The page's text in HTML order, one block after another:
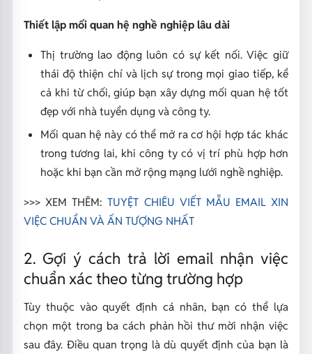
Thiết lập mối quan hệ nghề nghiệp lâu dài
Thị trường lao động luôn có sự kết nối. Việc giữ
thái độ thiện chí và lịch sự trong mọi giao tiếp, kể
cả khi từ chối, giúp bạn xây dựng mối quan hệ tốt
đẹp với nhà tuyển dụng và công ty.
Mối quan hệ này có thể mở ra cơ hội hợp tác khác
trong tương lai, khi công ty có vị trí phù hợp hơn
hoặc khi bạn cần mở rộng mạng lưới nghề nghiệp.
>>> XEM THÊM:TUYỆT CHIÊU VIẾT MẪU EMAIL XIN
VIỆC CHUẨN VÀ ẤN TƯỢNG NHẤT
2. Gợi ý cách trả lời email nhận việc
chuẩn xác theo từng trường hợp
Tùy thuộc vào quyết định cá nhân, bạn có thể lựa
chọn một trong ba cách phản hồi thư mời nhận việc
sau đây. Điều quan trọng là dù quyết định của bạn là